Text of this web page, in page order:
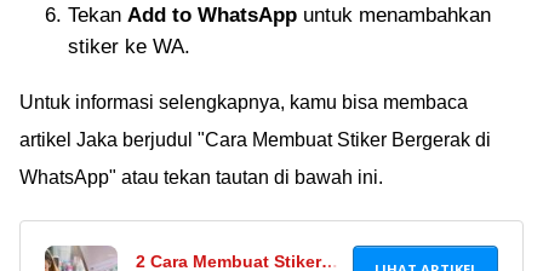
Tekan Add to WhatsApp untuk menambahkan
stiker ke WA.
Untuk informasi selengkapnya, kamu bisa membaca
artikel Jaka berjudul "Cara Membuat Stiker Bergerak di
WhatsApp" atau tekan tautan di bawah ini.
2 Cara Membuat Stiker